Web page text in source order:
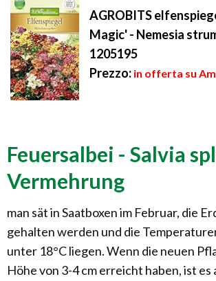
AGROBITS
Magic' - Nemesia
1205195
Prezzo: in offerta su
Feuersalbei - Salvia
Vermehrung
man sät in Saatboxen im Februar, die
gehalten werden und die
unter 18°C liegen. Wenn die neuen
Höhe von 3-4 cm erreicht haben, ist es